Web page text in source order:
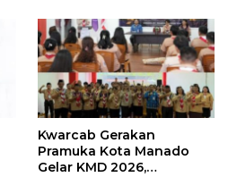
Kwarcab Gerakan
Pramuka Kota Manado
Gelar KMD 2026,